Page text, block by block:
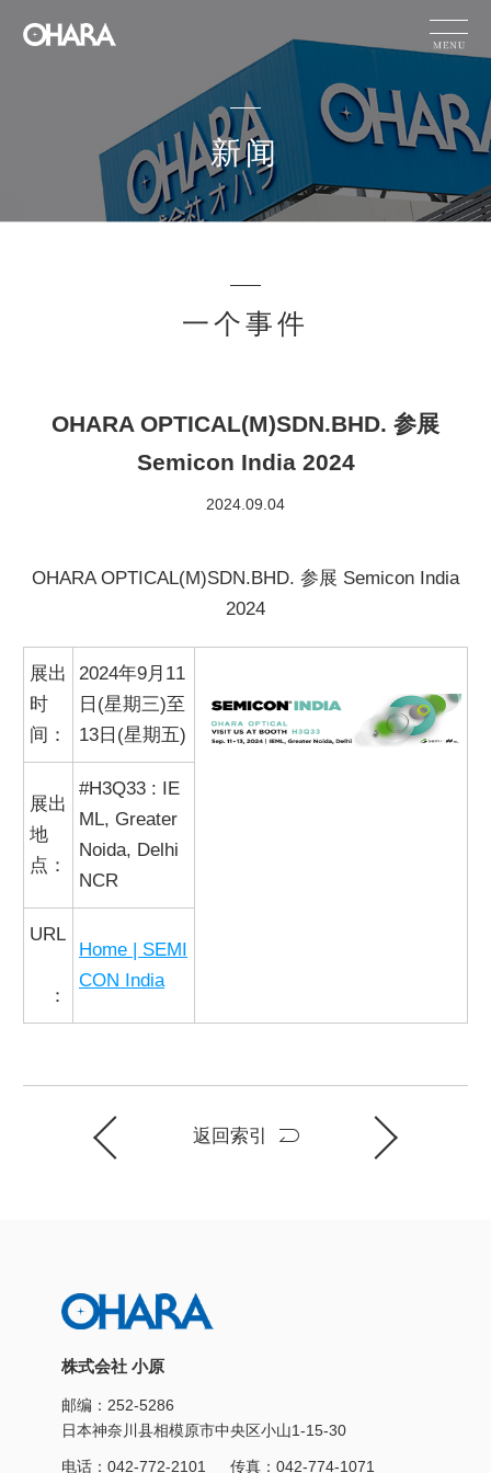
JP EN CN
产品信息 可持续性
有关产品的咨询
新闻
一个事件
OHARA OPTICAL(M)SDN.BHD. 参展
Semicon India 2024
2024.09.04
OHARA OPTICAL(M)SDN.BHD. 参展 Semicon India
2024
展出
时
间：
2024年9月 11
日 (星期三)至
13 日 (星期五)
展出
地
点：
#H3Q33 : IE
ML, Greater
Noida, Delhi
NCR
URL
：
Home | SEMI
CON India
返回索引
株式会社 小原
邮编：252-5286
日本神奈川县相模原市中央区小山1-15-30
电话： 042-772-2101 传真：042-774-1071